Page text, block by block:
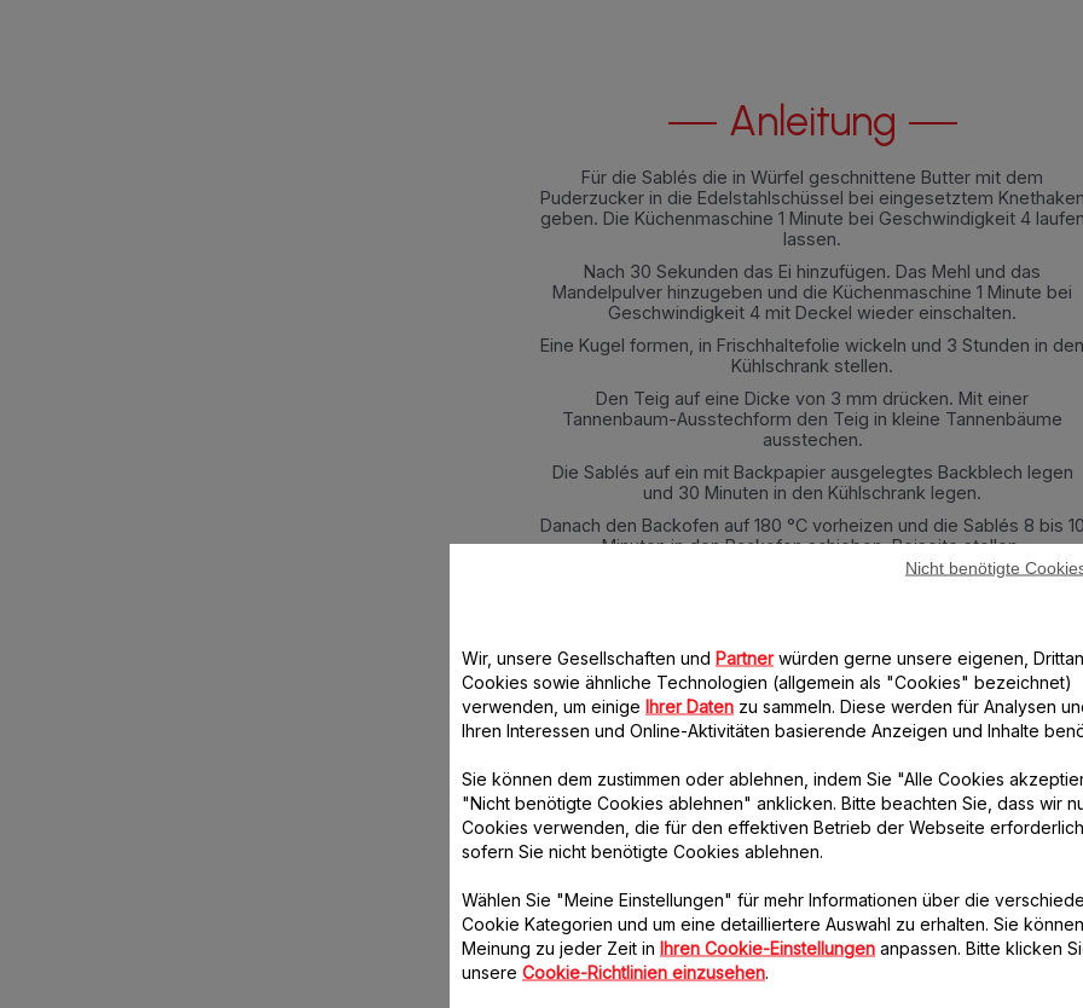
Anleitung
Für die Sablés die in Würfel geschnittene Butter mit dem
Puderzucker in die Edelstahlschüssel bei eingesetztem Knethaken
geben. Die Küchenmaschine 1 Minute bei Geschwindigkeit 4 laufen
lassen.
Nach 30 Sekunden das Ei hinzufügen. Das Mehl und das
Mandelpulver hinzugeben und die Küchenmaschine 1 Minute bei
Geschwindigkeit 4 mit Deckel wieder einschalten.
Eine Kugel formen, in Frischhaltefolie wickeln und 3 Stunden in den
Kühlschrank stellen.
Den Teig auf eine Dicke von 3 mm drücken. Mit einer
Tannenbaum-Ausstechform den Teig in kleine Tannenbäume
ausstechen.
Die Sablés auf ein mit Backpapier ausgelegtes Backblech legen
und 30 Minuten in den Kühlschrank legen.
Danach den Backofen auf 180 °C vorheizen und die Sablés 8 bis 10
Minuten in den Backofen schieben. Beiseite stellen.
Orangenzesten schneiden und die Orange ausdrücken, um den
Orangenschalen in einem kleinen Kochtopf erwärmen.
Zum Kochen bringen, vom Herd nehmen und ca. 20 Minuten ziehen
lassen.
Den Backofen auf 160 °C vorheizen
Die streichfähige Butter und den braunen Zucker in die
Edelstahlschüssel bei eingesetztem Schneebesen geben und
1 Minute bei Geschwindigkeit 4 schlagen.
Den Schneebesen durch den Knethaken ersetzen. Eier, Mehl,
Backpulver, Mandelpulver, Zimt und Salz hinzugeben und die
Den Inhalt des Kochtopfs hinzugeben und ein paar Sekunden bei
Geschwindigkeit 3 mischen.
Die Nüsse dick zerhacken.
Wir, unsere Gesellschaften und Partnerwürden gerne unsere eigenen,
Cookies sowie ähnliche Technologien (allgemein als "Cookies" bezeichnet)
verwenden, um einige Ihrer Daten zu sammeln. Diese werden für Analysen
Ihren Interessen und Online-Aktivitäten basierende Anzeigen und Inhalte
Sie können dem zustimmen oder ablehnen, indem Sie "Alle Cookies
"Nicht benötigte Cookies ablehnen" anklicken. Bitte beachten Sie, dass wir
Cookies verwenden, die für den effektiven Betrieb der Webseite erforderlich
sofern Sie nicht benötigte Cookies ablehnen.
Wählen Sie "Meine Einstellungen" für mehr Informationen über die
Cookie Kategorien und um eine detailliertere Auswahl zu erhalten. Sie
Meinung zu jeder Zeit in Ihren Cookie-Einstellungen anpassen. Bitte klicken
unsere Cookie-Richtlinien einzusehen.
Nicht benötigte